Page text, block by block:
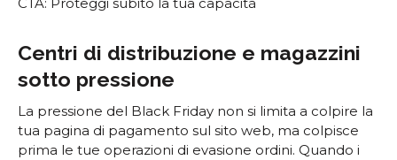
Centri di distribuzione e magazzini
sotto pressione
La pressione del Black Friday non si limita a colpire la
tua pagina di pagamento sul sito web, ma colpisce
prima le tue operazioni di evasione ordini. Quando i